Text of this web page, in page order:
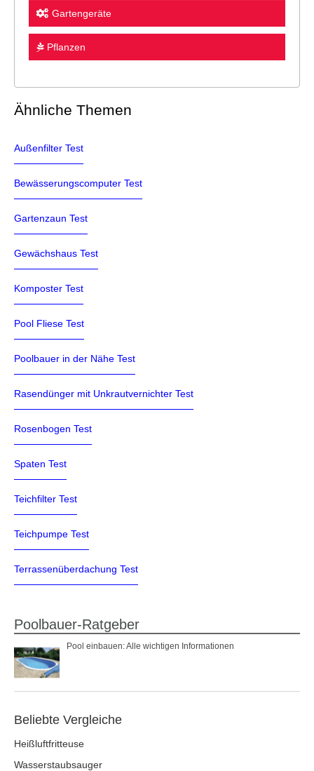
Gartengeräte
Pflanzen
Ähnliche Themen
Außenfilter Test
Bewässerungscomputer Test
Gartenzaun Test
Gewächshaus Test
Komposter Test
Pool Fliese Test
Poolbauer in der Nähe Test
Rasendünger mit Unkrautvernichter Test
Rosenbogen Test
Spaten Test
Teichfilter Test
Teichpumpe Test
Terrassenüberdachung Test
Poolbauer-Ratgeber
Pool einbauen: Alle wichtigen Informationen
Beliebte Vergleiche
Heißluftfritteuse
Wasserstaubsauger